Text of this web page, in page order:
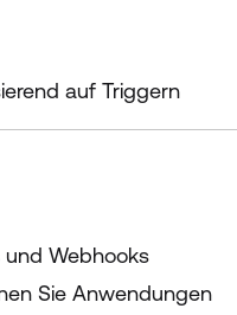
auf Triggern
Webhooks
Sie Anwendungen